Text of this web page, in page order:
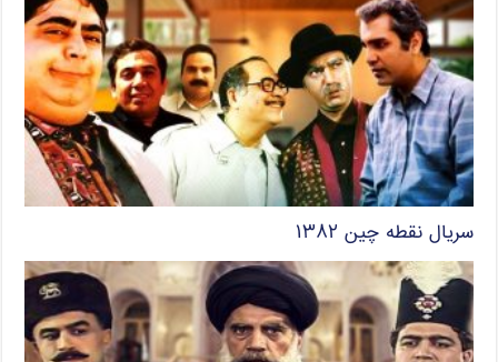
سریال نقطه چین ۱۳۸۲